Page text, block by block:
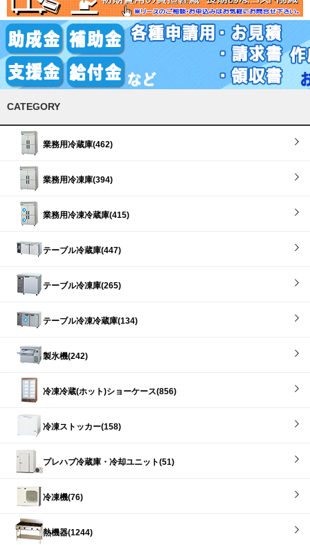
CATEGORY
業務用冷蔵庫(462)
業務用冷凍庫(394)
業務用冷凍冷蔵庫(415)
テーブル冷蔵庫(447)
テーブル冷凍庫(265)
テーブル冷凍冷蔵庫(134)
製氷機(242)
冷凍冷蔵(ホット)ショーケース(856)
冷凍ストッカー(158)
プレハブ冷蔵庫・冷却ユニット(51)
冷凍機(76)
熱機器(1244)